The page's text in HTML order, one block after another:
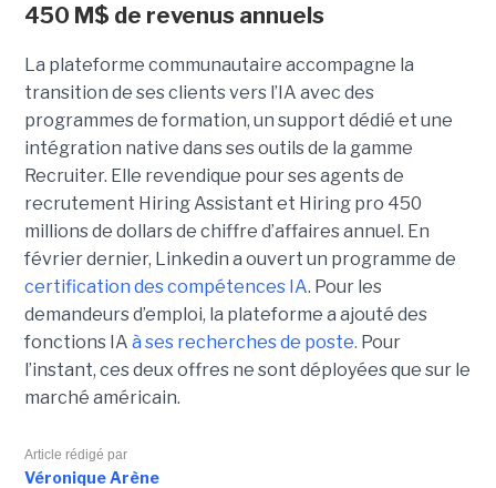
450 M$ de revenus annuels
La plateforme communautaire accompagne la
transition de ses clients vers l’IA avec des
programmes de formation, un support dédié et une
intégration native dans ses outils de la gamme
Recruiter. Elle revendique pour ses agents de
recrutement Hiring Assistant et Hiring pro 450
millions de dollars de chiffre d’affaires annuel. En
février dernier, Linkedin a ouvert un programme de
certification des compétences IA. Pour les
demandeurs d’emploi, la plateforme a ajouté des
fonctions IA à ses recherches de poste. Pour
l’instant, ces deux offres ne sont déployées que sur le
marché américain.
Article rédigé par
Véronique Arène